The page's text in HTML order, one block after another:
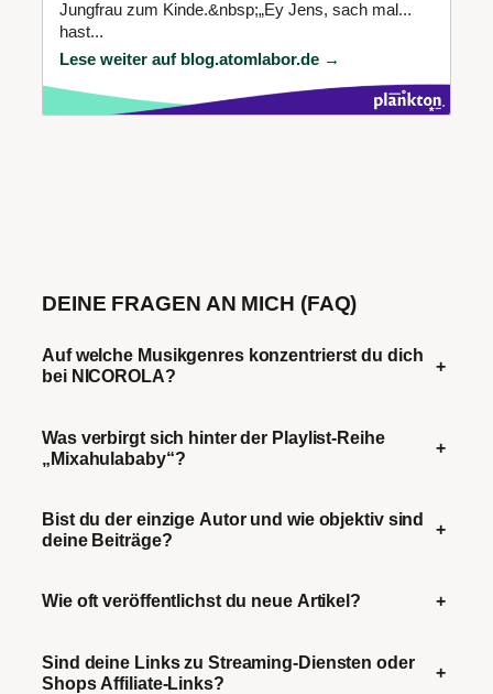
Jungfrau zum Kinde.&nbsp;„Ey Jens, sach mal...
hast...
Lese weiter auf blog.atomlabor.de →
DEINE FRAGEN AN MICH (FAQ)
Auf welche Musikgenres konzentrierst du dich
bei NICOROLA?
+
Was verbirgt sich hinter der Playlist-Reihe
„Mixahulababy“?
+
Bist du der einzige Autor und wie objektiv sind
deine Beiträge?
+
Wie oft veröffentlichst du neue Artikel? +
Sind deine Links zu Streaming-Diensten oder
Shops Affiliate-Links?
+